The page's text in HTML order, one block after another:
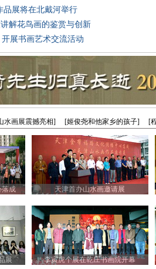
品展将在北戴河举行
解花鸟画的鉴赏与创新
开展书画艺术交流活动
水画展震撼亮相] [姬俊尧和他家乡的孩子] [
落成 天津首办山水画邀请展
展 李寅虎个展在乾庄书画院开幕